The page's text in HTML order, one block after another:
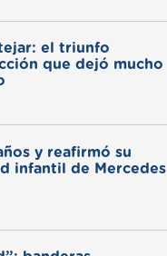
el triunfo
que dejó mucho
y reafirmó su
infantil de Mercedes